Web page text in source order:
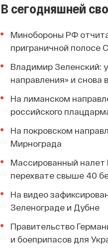
В сегодняшней
Минобороны РФ
приграничной полосе
Владимир Зеленский:
направления» и снова
На лиманском
российского
На покровском
Мирнограда
Массированный налет
перехвате свыше 40
На видео
Зеленограде и Дубне
Правительство
и боеприпасов для